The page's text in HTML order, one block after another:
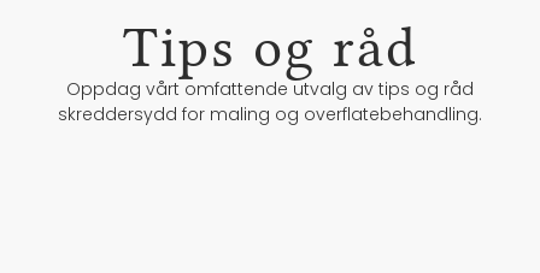
Tips og råd
Oppdag vårt omfattende utvalg av tips og råd
skreddersydd for maling og overflatebehandling.